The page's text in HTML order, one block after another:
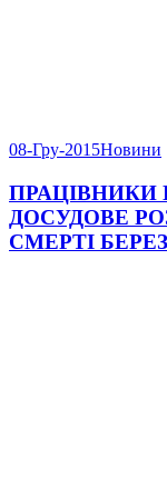
08-Гру-2015Новини
ПРАЦІВНИКИ
ДОСУДОВЕ
СМЕРТІ